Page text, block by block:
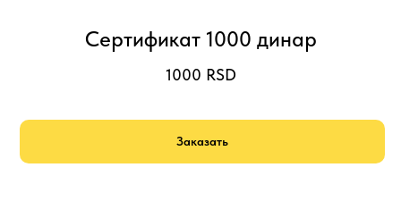
Сертификат 1000 динар
1000 RSD
Заказать